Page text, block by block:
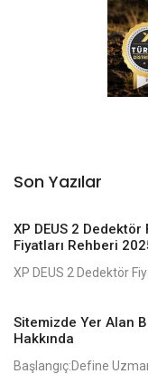
Son Yazılar
XP DEUS 2
Fiyatları Rehberi
XP DEUS 2 Dedektör
Sitemizde Yer Alan
Hakkında
Başlangıç:Define